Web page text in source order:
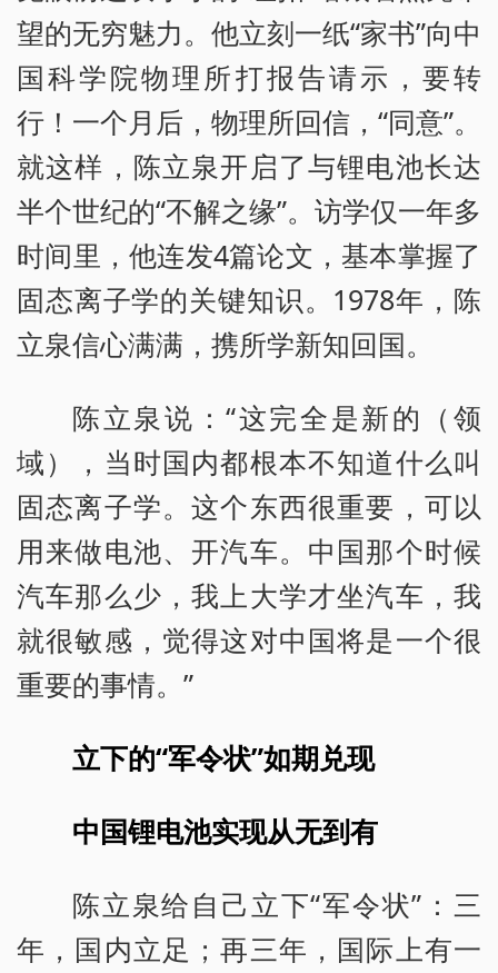
望的无穷魅力。他立刻一纸“家书”向中
国科学院物理所打报告请示，要转
行！一个月后，物理所回信，“同意”。
就这样，陈立泉开启了与锂电池长达
半个世纪的“不解之缘”。访学仅一年多
时间里，他连发4篇论文，基本掌握了
固态离子学的关键知识。1978年，陈
立泉信心满满，携所学新知回国。
陈立泉说：“这完全是新的（领
域），当时国内都根本不知道什么叫
固态离子学。这个东西很重要，可以
用来做电池、开汽车。中国那个时候
汽车那么少，我上大学才坐汽车，我
就很敏感，觉得这对中国将是一个很
重要的事情。”
立下的“军令状”如期兑现
中国锂电池实现从无到有
陈立泉给自己立下“军令状”：三
年，国内立足；再三年，国际上有一